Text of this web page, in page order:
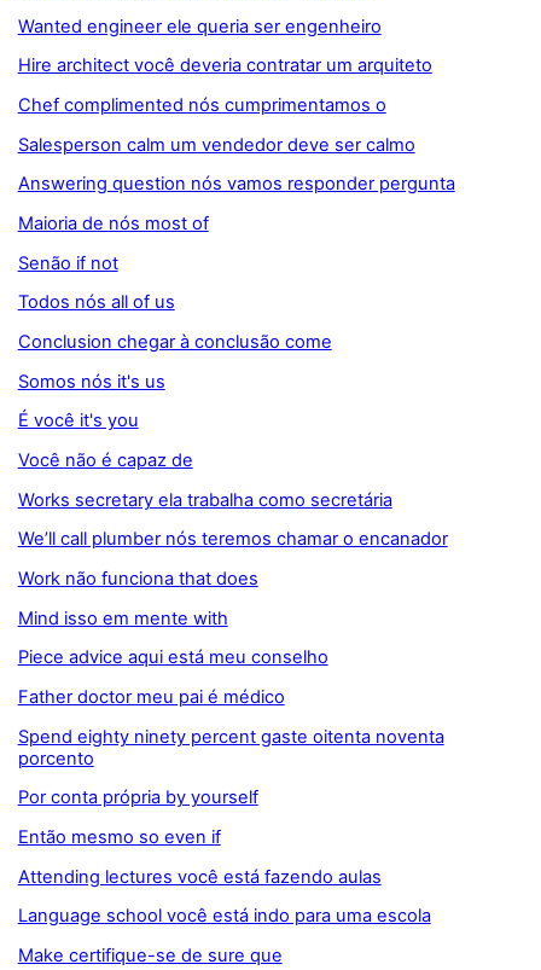
Wanted engineer ele queria ser engenheiro
Hire architect você deveria contratar um arquiteto
Chef complimented nós cumprimentamos o
Salesperson calm um vendedor deve ser calmo
Answering question nós vamos responder pergunta
Maioria de nós most of
Senão if not
Todos nós all of us
Conclusion chegar à conclusão come
Somos nós it's us
É você it's you
Você não é capaz de
Works secretary ela trabalha como secretária
We’ll call plumber nós teremos chamar o encanador
Work não funciona that does
Mind isso em mente with
Piece advice aqui está meu conselho
Father doctor meu pai é médico
Spend eighty ninety percent gaste oitenta noventa
porcento
Por conta própria by yourself
Então mesmo so even if
Attending lectures você está fazendo aulas
Language school você está indo para uma escola
Make certifique-se de sure que